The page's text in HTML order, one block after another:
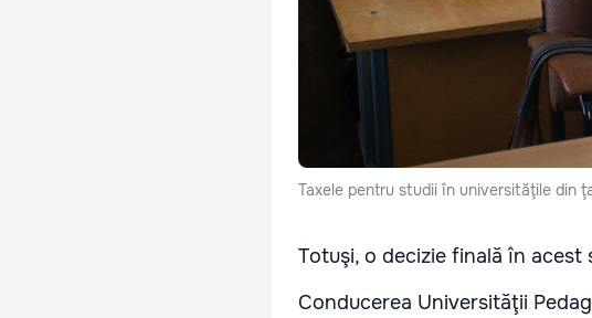
Taxele pentru studii în universităţile din
Totuşi, o decizie finală în
Conducerea Universităţii